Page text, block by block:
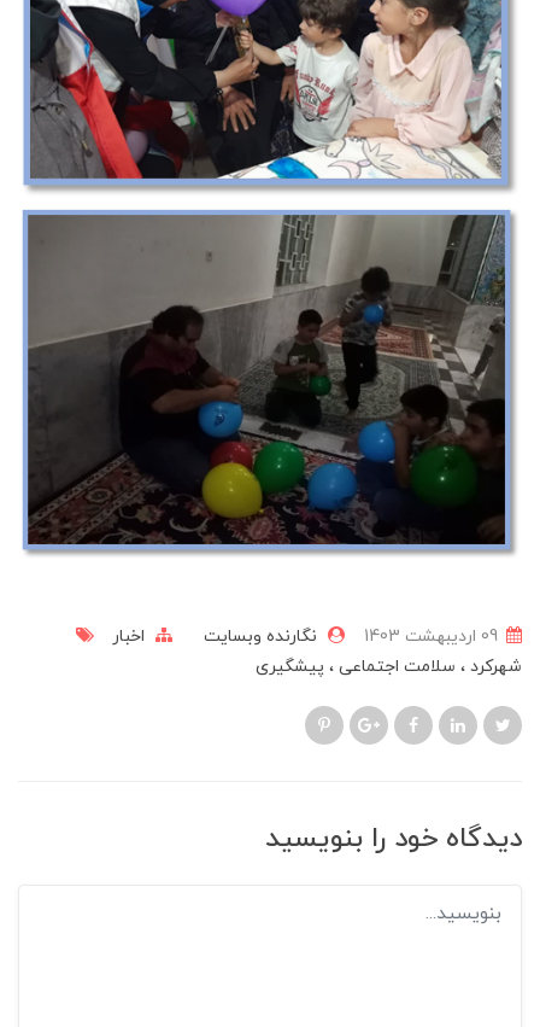
نگارنده وبسایت
اخبار
شهرکرد
سلامت اجتماعی پیشگیری
دیدگاه خود را بنویسید